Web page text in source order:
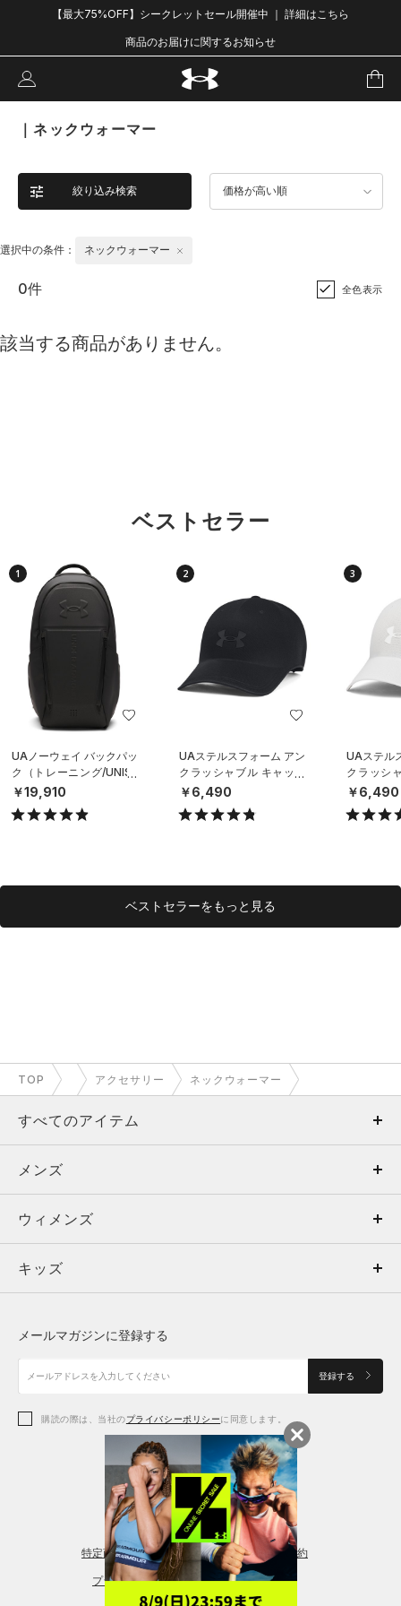
【最大75%OFF】シークレットセール開催中 ｜ 詳細はこちら
商品のお届けに関するお知らせ
｜ネックウォーマー
絞り込み検索 価格が高い順
選択中の条件： ネックウォーマー
0件 全色表示
該当する商品がありません。
ベストセラー
1
UAノーウェイ バックパッ
ク（トレーニング/UNISE
X）
￥19,910
2
UAステルスフォーム アン
クラッシャブル キャップ
（ライフスタイル/UNISE
￥6,490
3
UAステル
クラッシ
（ライフ
￥6,490
ベストセラーをもっと見る
TOP アクセサリー ネックウォーマー
すべてのアイテム
メンズ
ウィメンズ
キッズ
アクセサリー
メンズ
トップス
ボトムス
アクセサリー
ウィメンズ
トップス
シューズ
アクセサリー
レギンス＆タイツ
キッズ
シューズ
メールマガジンに登録する
登録する
購読の際は、当社のプライバシーポリシーに同意します。
特定商取引法に基づく通販の表記 会員規約
プライバシーポリシー